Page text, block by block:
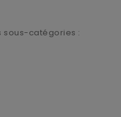
sous-catégories :